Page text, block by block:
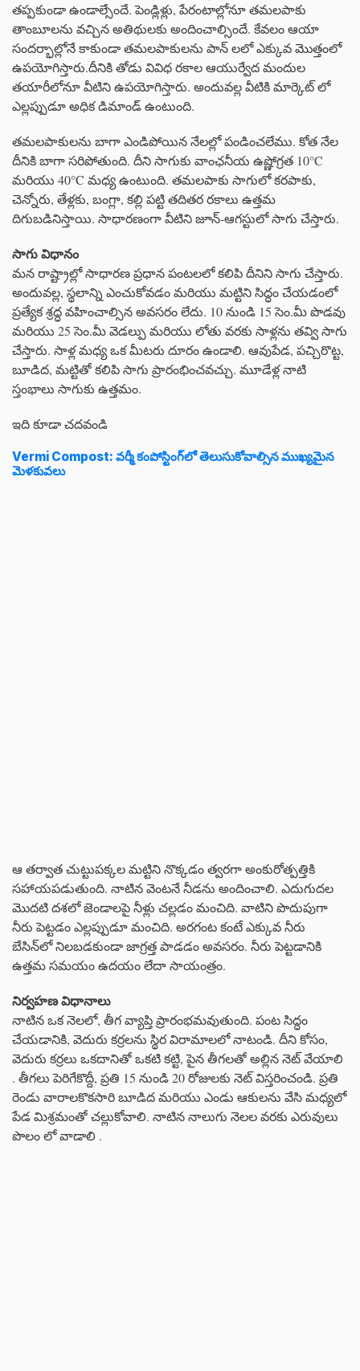
తప్పకుండా ఉండాల్సేందే. పెండ్లిళ్లు, పేరంటాల్లోనూ తమలపాకు
తాంబూలను వచ్చిన అతిథులకు అందించాల్సిందే. కేవలం ఆయా
సందర్భాల్లోనే కాకుండా తమలపాకులను పాన్ లలో ఎక్కువ మొత్తంలో
ఉపయోగిస్తారు.దీనికి తోడు వివిధ రకాల ఆయుర్వేద మందుల
తయారీలోనూ వీటిని ఉపయోగిస్తారు. అందువల్ల వీటికి మార్కెట్ లో
ఎల్లప్పుడూ అధిక డిమాండ్ ఉంటుంది.
తమలపాకులను బాగా ఎండిపోయిన నేలల్లో పండించలేము. కోత నేల
దీనికి బాగా సరిపోతుంది. దీని సాగుకు వాంఛనీయ ఉష్ణోగ్రత 10°C
మరియు 40°C మధ్య ఉంటుంది. తమలపాకు సాగులో కరపాకు,
చెన్నోరు, తేళ్లకు, బంగ్లా, కల్లి పట్టి తదితర రకాలు ఉత్తమ
దిగుబడినిస్తాయి. సాధారణంగా వీటిని జూన్‌-ఆగస్టులో సాగు చేస్తారు.
సాగు విధానం
మన రాష్ట్రాల్లో సాధారణ ప్రధాన పంటలలో కలిపి దీనిని సాగు చేస్తారు.
అందువల్ల, స్థలాన్ని ఎంచుకోవడం మరియు మట్టిని సిద్ధం చేయడంలో
ప్రత్యేక శ్రద్ధ వహించాల్సిన అవసరం లేదు. 10 నుండి 15 సెం.మీ పొడవు
మరియు 25 సెం.మీ వెడల్పు మరియు లోతు వరకు సాళ్లను తవ్వి సాగు
చేస్తారు. సాళ్ల మధ్య ఒక మీటరు దూరం ఉండాలి. ఆవుపేడ, పచ్చిరొట్ట,
బూడిద, మట్టితో కలిపి సాగు ప్రారంభించవచ్చు. మూడేళ్ల నాటి
స్తంభాలు సాగుకు ఉత్తమం.
ఇది కూడా చదవండి
Vermi Compost: వర్మీ కంపోస్టింగ్‌లో తెలుసుకోవాల్సిన ముఖ్యమైన
మెళకువలు
ఆ తర్వాత చుట్టుపక్కల మట్టిని నొక్కడం త్వరగా అంకురోత్పత్తికి
సహాయపడుతుంది. నాటిన వెంటనే నీడను అందించాలి. ఎదుగుదల
మొదటి దశలో జెండాలపై నీళ్లు చల్లడం మంచిది. వాటిని పొదుపుగా
నీరు పెట్టడం ఎల్లప్పుడూ మంచిది. అరగంట కంటే ఎక్కువ నీరు
బేసిన్‌లో నిలబడకుండా జాగ్రత్త పాడడం అవసరం. నీరు పెట్టడానికి
ఉత్తమ సమయం ఉదయం లేదా సాయంత్రం.
నిర్వహణ విధానాలు
నాటిన ఒక నెలలో, తీగ వ్యాప్తి ప్రారంభమవుతుంది. పంట సిద్ధం
చేయడానికి, వెదురు కర్రలను స్థిర విరామాలలో నాటండి. దీని కోసం,
వెదురు కర్రలు ఒకదానితో ఒకటి కట్టి, పైన తీగలతో అల్లిన నెట్ వేయాలి
. తీగలు పెరిగేకొద్దీ, ప్రతి 15 నుండి 20 రోజులకు నెట్ విస్తరించండి. ప్రతి
రెండు వారాలకొకసారి బూడిద మరియు ఎండు ఆకులను వేసి మధ్యలో
పేడ మిశ్రమంతో చల్లుకోవాలి. నాటిన నాలుగు నెలల వరకు ఎరువులు
పొలం లో వాడాలి .